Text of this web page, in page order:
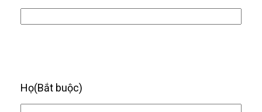
Họ(Bắt buộc)